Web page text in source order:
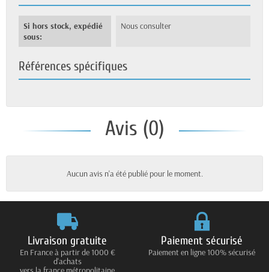
Si hors stock, expédié
sous:
Nous consulter
Références spécifiques
Avis (0)
Aucun avis n'a été publié pour le moment.
Livraison gratuite
En France à partir de 1000 €
d'achats
Paiement sécurisé
Paiement en ligne 100% sécurisé